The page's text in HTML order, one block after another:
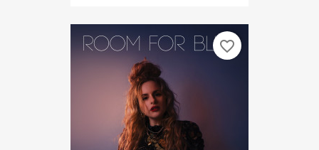
favorite_border